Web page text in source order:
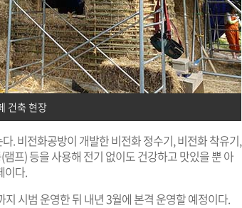
건축 현장
. 비전화공방이 개발한 비전화 정수기, 비전화 착유기,
프) 등을 사용해 전기 없이도 건강하고 맛있을 뿐 아
이다.
시범 운영한 뒤 내년 3월에 본격 운영할 예정이다.